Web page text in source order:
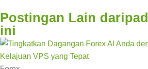
Postingan Lain
ini